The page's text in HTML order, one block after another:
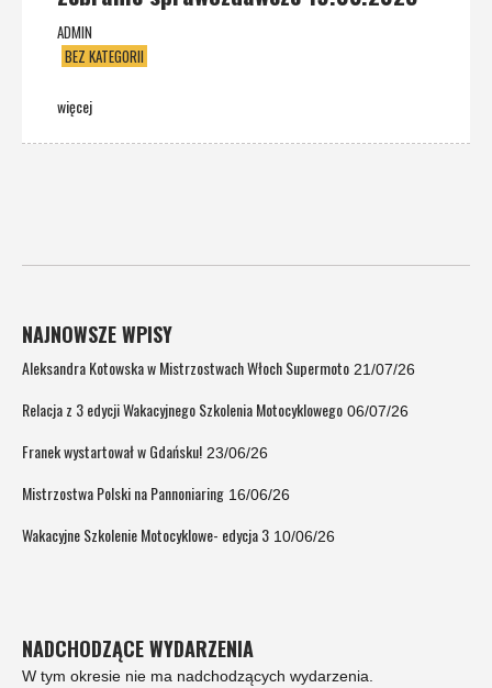
ADMIN
BEZ KATEGORII
więcej
NAJNOWSZE WPISY
Aleksandra Kotowska w Mistrzostwach Włoch Supermoto 21/07/26
Relacja z 3 edycji Wakacyjnego Szkolenia Motocyklowego 06/07/26
Franek wystartował w Gdańsku! 23/06/26
Mistrzostwa Polski na Pannoniaring 16/06/26
Wakacyjne Szkolenie Motocyklowe- edycja 3 10/06/26
NADCHODZĄCE WYDARZENIA
W tym okresie nie ma nadchodzących wydarzenia.